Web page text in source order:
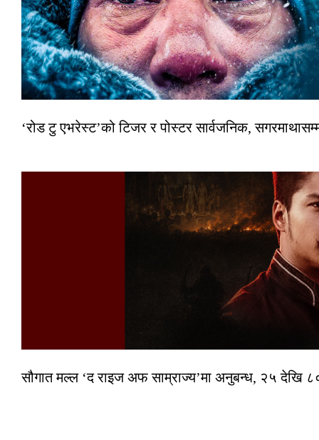
‘रोड टु एभरेस्ट’को टिजर र पोस्टर सार्वजनिक,
सौगात मल्ल ‘द राइज अफ साम्राज्य’मा अनुबन्ध, २५ देखि